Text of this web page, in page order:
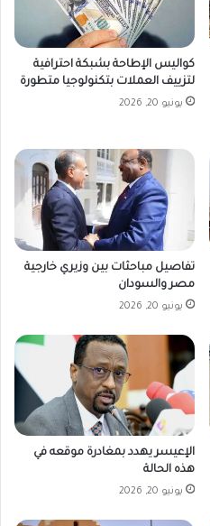
كواليس الإطاحة بشبكة احترافية
لتزييف العملات بتكنولوجيا متطورة
يونيو 20, 2026
تفاصيل مباحثات بين وزيري خارجية
مصر والسودان
يونيو 20, 2026
الإعيسر يهدد بمغادرة موقعه في
هذه الحالة
يونيو 20, 2026